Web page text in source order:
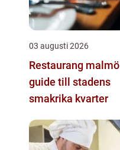
03 augusti 2026
Restaurang malmö en
guide till stadens
smakrika kvarter